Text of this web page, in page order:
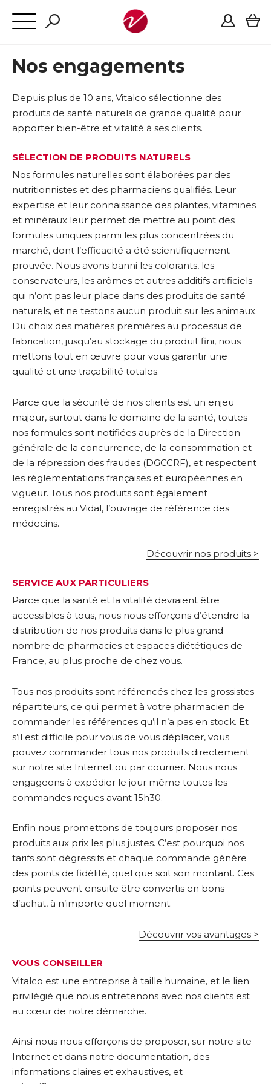
Nos engagements
Depuis plus de 10 ans, Vitalco sélectionne des
produits de santé naturels de grande qualité pour
apporter bien-être et vitalité à ses clients.
SÉLECTION DE PRODUITS NATURELS
Nos formules naturelles sont élaborées par des
nutritionnistes et des pharmaciens qualifiés. Leur
expertise et leur connaissance des plantes, vitamines
et minéraux leur permet de mettre au point des
formules uniques parmi les plus concentrées du
marché, dont l’efficacité a été scientifiquement
prouvée. Nous avons banni les colorants, les
conservateurs, les arômes et autres additifs artificiels
qui n’ont pas leur place dans des produits de santé
naturels, et ne testons aucun produit sur les animaux.
Du choix des matières premières au processus de
fabrication, jusqu’au stockage du produit fini, nous
mettons tout en œuvre pour vous garantir une
qualité et une traçabilité totales.
Parce que la sécurité de nos clients est un enjeu
majeur, surtout dans le domaine de la santé, toutes
nos formules sont notifiées auprès de la Direction
générale de la concurrence, de la consommation et
de la répression des fraudes (DGCCRF), et respectent
les réglementations françaises et européennes en
vigueur. Tous nos produits sont également
enregistrés au Vidal, l’ouvrage de référence des
médecins.
Découvrir nos produits >
SERVICE AUX PARTICULIERS
Parce que la santé et la vitalité devraient être
accessibles à tous, nous nous efforçons d’étendre la
distribution de nos produits dans le plus grand
nombre de pharmacies et espaces diététiques de
France, au plus proche de chez vous.
Tous nos produits sont référencés chez les grossistes
répartiteurs, ce qui permet à votre pharmacien de
commander les références qu’il n’a pas en stock. Et
s’il est difficile pour vous de vous déplacer, vous
pouvez commander tous nos produits directement
sur notre site Internet ou par courrier. Nous nous
engageons à expédier le jour même toutes les
commandes reçues avant 15h30.
Enfin nous promettons de toujours proposer nos
produits aux prix les plus justes. C’est pourquoi nos
tarifs sont dégressifs et chaque commande génère
des points de fidélité, quel que soit son montant. Ces
points peuvent ensuite être convertis en bons
d’achat, à n’importe quel moment.
Découvrir vos avantages >
VOUS CONSEILLER
Vitalco est une entreprise à taille humaine, et le lien
privilégié que nous entretenons avec nos clients est
au cœur de notre démarche.
Ainsi nous nous efforçons de proposer, sur notre site
Internet et dans notre documentation, des
informations claires et exhaustives, et